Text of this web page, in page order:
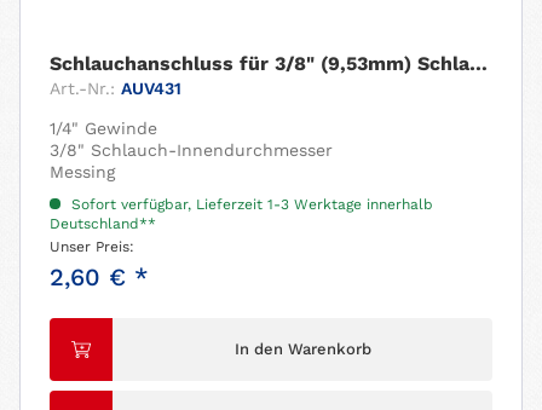
Schlauchanschluss für 3/8" (9,53mm) Schlauch....
Art.-Nr.: AUV431
1/4" Gewinde
3/8" Schlauch-Innendurchmesser
Messing
Sofort verfügbar, Lieferzeit 1-3 Werktage innerhalb
Deutschland**
Unser Preis:
2,60 € *
In den Warenkorb